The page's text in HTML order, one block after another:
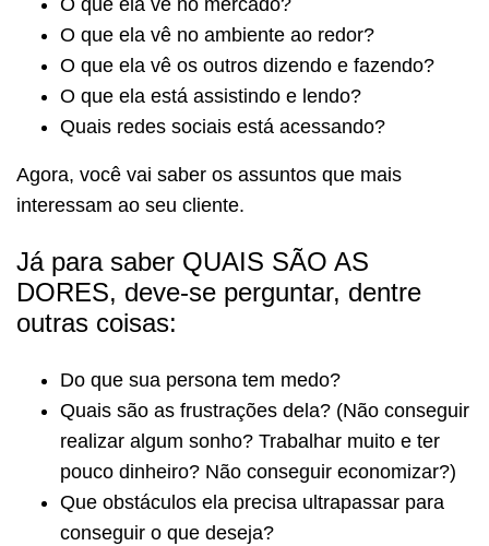
O que ela vê no mercado?
O que ela vê no ambiente ao redor?
O que ela vê os outros dizendo e fazendo?
O que ela está assistindo e lendo?
Quais redes sociais está acessando?
Agora, você vai saber os assuntos que mais
interessam ao seu cliente.
Já para saber QUAIS SÃO AS
DORES, deve-se perguntar, dentre
outras coisas:
Do que sua persona tem medo?
Quais são as frustrações dela? (Não conseguir
realizar algum sonho? Trabalhar muito e ter
pouco dinheiro? Não conseguir economizar?)
Que obstáculos ela precisa ultrapassar para
conseguir o que deseja?